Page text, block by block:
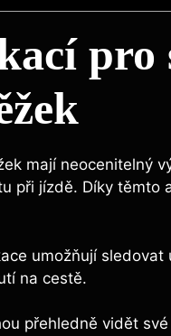
pro
mají neocenitelný
při jízdě. Díky těmto
umožňují
na cestě.
přehledně vidět